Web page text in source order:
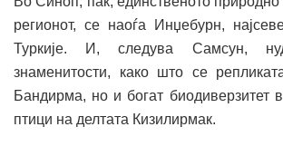
регионот, се наоѓа Инџебурн,
Туркије. И, следува Самсун,
знаменитости, како што се
Бандирма, но и богат биодиверзитет
птици на делтата Кизилирмак.